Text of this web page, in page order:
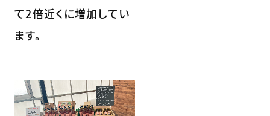
て2倍近くに増加してい
ます。